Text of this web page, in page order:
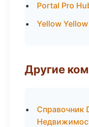
Portal Pro
Yellow
Другие
Справочник